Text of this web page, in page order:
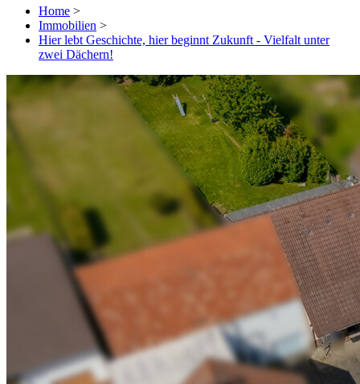
Home >
Immobilien >
Hier lebt Geschichte, hier beginnt Zukunft - Vielfalt unter
zwei Dächern!